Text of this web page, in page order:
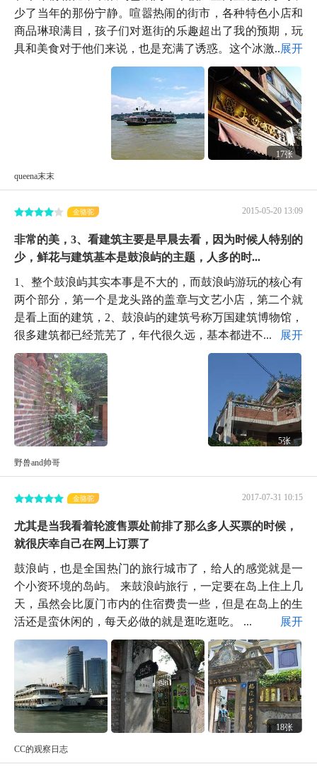
少了当年的那份宁静。喧嚣热闹的街市，各种特色小店和
商品琳琅满目，孩子们对逛街的乐趣超出了我的预期，玩
具和美食对于他们来说，也是充满了诱惑。这个冰激...展开
17张
queena末末
2015-05-20 13:09
金骆驼
非常的美，3、看建筑主要是早晨去看，因为时候人特别的
少，鲜花与建筑基本是鼓浪屿的主题，人多的时...
1、整个鼓浪屿其实本事是不大的，而鼓浪屿游玩的核心有
两个部分，第一个是龙头路的盖章与文艺小店，第二个就
是看上面的建筑，2、鼓浪屿的建筑号称万国建筑博物馆，
很多建筑都已经荒芜了，年代很久远，基本都进不...
展开
5张
野兽and帅哥
2017-07-31 10:15
金骆驼
尤其是当我看着轮渡售票处前排了那么多人买票的时候，
就很庆幸自己在网上订票了
鼓浪屿，也是全国热门的旅行城市了，给人的感觉就是一
个小资环境的岛屿。 来鼓浪屿旅行，一定要在岛上住上几
天，虽然会比厦门市内的住宿费贵一些，但是在岛上的生
活还是蛮休闲的，每天必做的就是逛吃逛吃。 ...
展开
18张
CC的观察日志